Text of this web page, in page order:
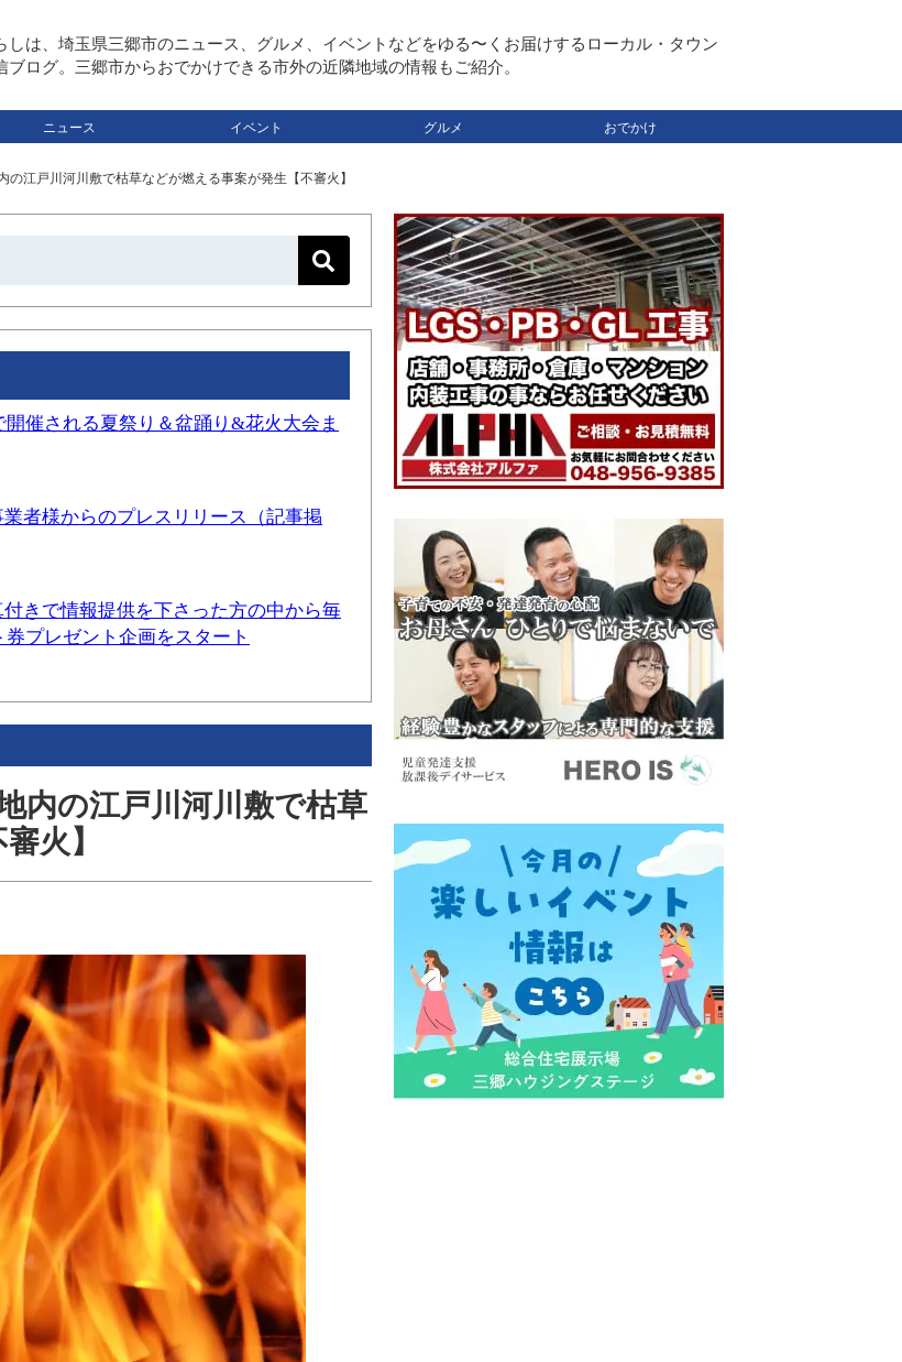
しは、埼玉県三郷市のニュース、グルメ、イベントなどをゆる〜くお届けするローカル・タウン
ブログ。三郷市からおでかけできる市外の近隣地域の情報もご紹介。
ニュース イベント グルメ おでかけ
の江戸川河川敷で枯草などが燃える事案が発生【不審火】
開催される夏祭り＆盆踊り&花火大会ま
者様からのプレスリリース（記事掲
付きで情報提供を下さった方の中から毎
プレゼント企画をスタート
内の江戸川河川敷で枯草
火】